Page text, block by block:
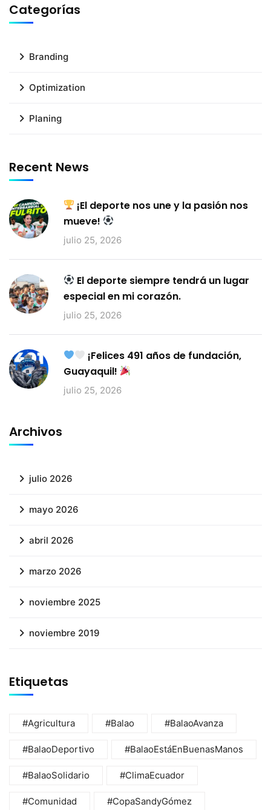
Categorías
Branding
Optimization
Planing
Recent News
¡El deporte nos une y la pasión nos
mueve!
julio 25, 2026
El deporte siempre tendrá un lugar
especial en mi corazón.
julio 25, 2026
¡Felices 491 años de fundación,
Guayaquil!
julio 25, 2026
Archivos
julio 2026
mayo 2026
abril 2026
marzo 2026
noviembre 2025
noviembre 2019
Etiquetas
#Agricultura #Balao #BalaoAvanza
#BalaoDeportivo #BalaoEstáEnBuenasManos
#BalaoSolidario #ClimaEcuador
#Comunidad #CopaSandyGómez